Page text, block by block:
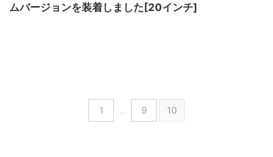
ムバージョンを装着しました[20インチ]
1 … 9 10